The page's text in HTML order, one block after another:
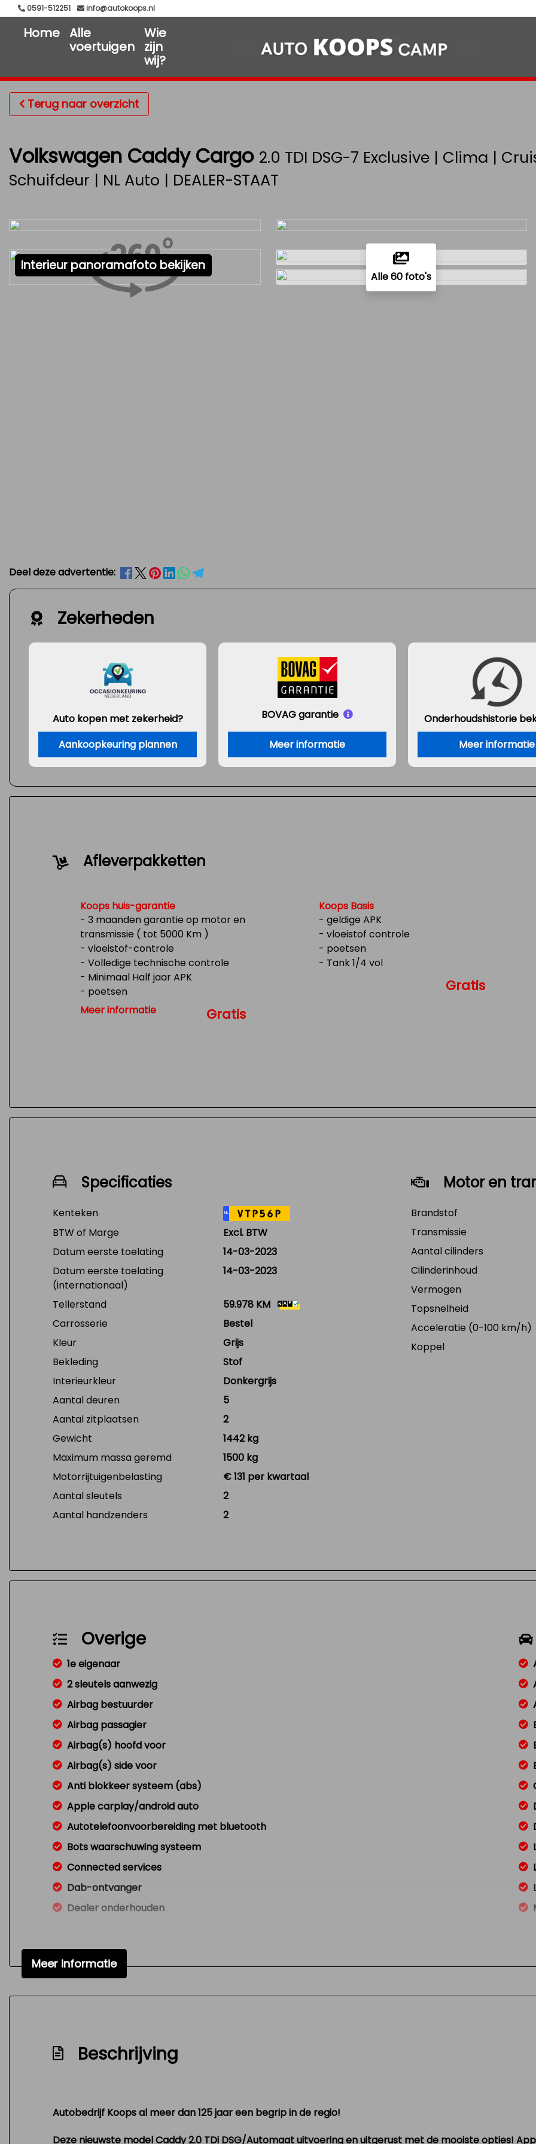
0591-512251 info@autokoops.nl
Home Alle
voertuigen
Wie
zijn
wij?
Terug naar overzicht
Volkswagen Caddy Cargo 2.0 TDI DSG-7 Exclusive | Clima |
Schuifdeur | NL Auto | DEALER-STAAT
Alle 60 foto's
Interieur panoramafoto bekijken
Deel deze advertentie:
Zekerheden
Auto kopen met zekerheid?
Aankoopkeuring plannen
BOVAG garantie
Meer informatie
Onderhoudshistorie
Meer informatie
Afleverpakketten
Koops huis-garantie
- 3 maanden garantie op motor en
transmissie ( tot 5000 Km )
- vloeistof-controle
- Volledige technische controle
- Minimaal Half jaar APK
- poetsen
- Tank 1/4 vol
Meer informatie Gratis
Koops Basis
- geldige APK
- vloeistof controle
- poetsen
- Tank 1/4 vol
Gratis
Specificaties
Kenteken NL VTP56P
BTW of Marge
Excl. BTW
Datum eerste toelating
14-03-2023
Datum eerste toelating
(internationaal)
14-03-2023
Tellerstand
59.978 KM
Carrosserie
Bestel
Kleur
Grijs
Bekleding
Stof
Interieurkleur
Donkergrijs
Aantal deuren
5
Aantal zitplaatsen
2
Gewicht
1442 kg
Maximum massa geremd
1500 kg
Motorrijtuigenbelasting
€ 131 per kwartaal
Aantal sleutels
2
Aantal handzenders
2
Motor en
Brandstof
Transmissie
Aantal cilinders
Cilinderinhoud
Vermogen
Topsnelheid
Acceleratie (0-100 km/h)
Koppel
Overige
1e eigenaar
2 sleutels aanwezig
Airbag bestuurder
Airbag passagier
Airbag(s) hoofd voor
Airbag(s) side voor
Anti blokkeer systeem (abs)
Apple carplay/android auto
Autotelefoonvoorbereiding met bluetooth
Bots waarschuwing systeem
Connected services
Dab-ontvanger
Dealer onderhouden
Dodehoek detector
Excl.btw
Nationale autopas
Schakelpaddles
Meer informatie
Beschrijving
Autobedrijf Koops al meer dan 125 jaar een begrip in de regio!
Deze nieuwste model Caddy 2.0 TDi DSG/Automaat uitvoering en uitgerust met de mooiste opties!